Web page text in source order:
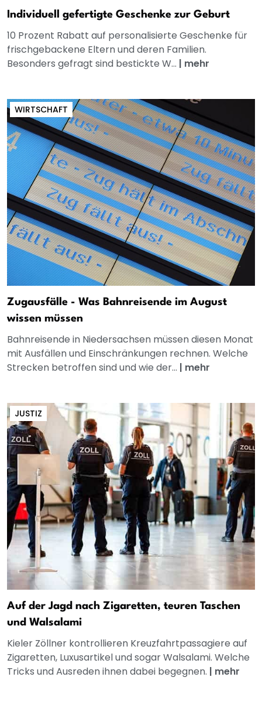
Individuell gefertigte Geschenke zur Geburt
10 Prozent Rabatt auf personalisierte Geschenke für
frischgebackene Eltern und deren Familien.
Besonders gefragt sind bestickte W... | mehr
WIRTSCHAFT
Zugausfälle - Was Bahnreisende im August
wissen müssen
Bahnreisende in Niedersachsen müssen diesen Monat
mit Ausfällen und Einschränkungen rechnen. Welche
Strecken betroffen sind und wie der... | mehr
JUSTIZ
Auf der Jagd nach Zigaretten, teuren Taschen
und Walsalami
Kieler Zöllner kontrollieren Kreuzfahrtpassagiere auf
Zigaretten, Luxusartikel und sogar Walsalami. Welche
Tricks und Ausreden ihnen dabei begegnen. | mehr